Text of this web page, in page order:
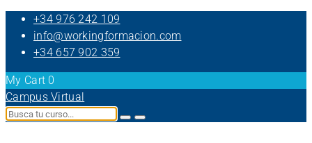
+34 976 242 109
info@workingformacion.com
+34 657 902 359
My Cart 0
Campus Virtual